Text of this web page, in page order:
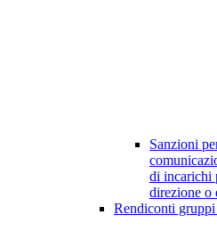
Sanzioni
di incarichi
direzione o
Rendiconti